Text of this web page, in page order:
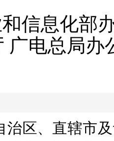
信息化部
广电总局办
治区、直辖市